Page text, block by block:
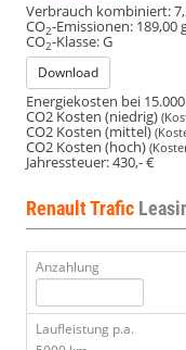
Verbrauch kombiniert:
CO2-Emissionen: 189,00
CO2-Klasse:G
Download
Energiekosten bei
CO2 Kosten (niedrig)
CO2 Kosten (mittel)
CO2 Kosten (hoch)
Jahressteuer:430,- €
Renault Trafic
Anzahlung
Laufleistung p.a.